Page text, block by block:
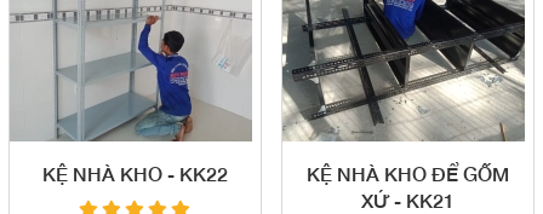
KỆ NHÀ KHO - KK22
KỆ NHÀ KHO ĐỂ GỐM
XỨ - KK21